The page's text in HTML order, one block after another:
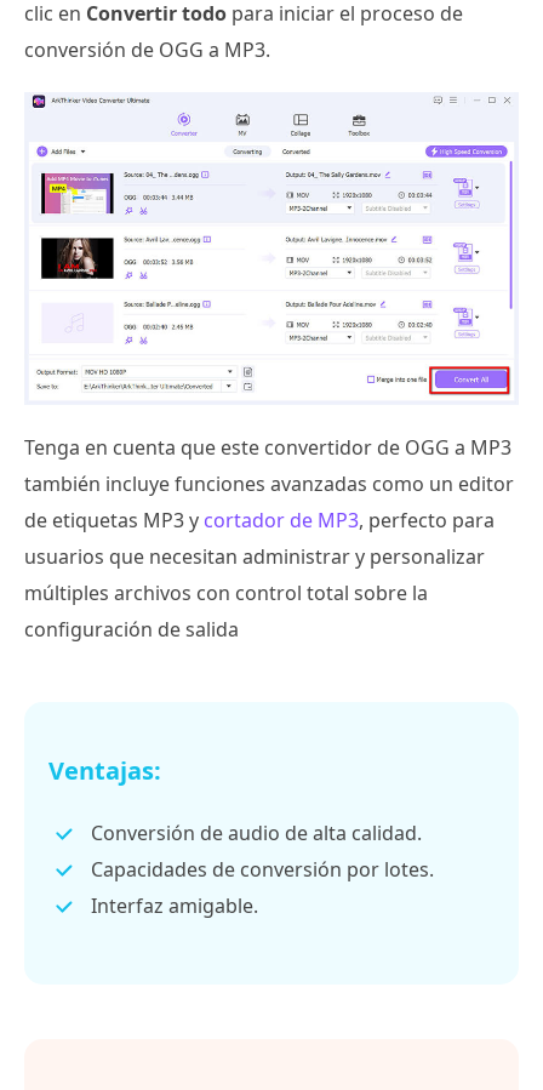
clic en Convertir todo para iniciar el proceso de
conversión de OGG a MP3.
Tenga en cuenta que este convertidor de OGG a MP3
también incluye funciones avanzadas como un editor
de etiquetas MP3 y cortador de MP3, perfecto para
usuarios que necesitan administrar y personalizar
múltiples archivos con control total sobre la
configuración de salida
Ventajas:
Conversión de audio de alta calidad.
Capacidades de conversión por lotes.
Interfaz amigable.